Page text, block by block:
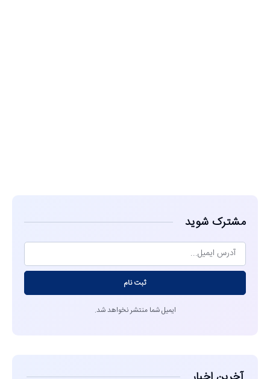
مشترک شوید
ثبت نام
ایمیل شما منتشر نخواهد شد.